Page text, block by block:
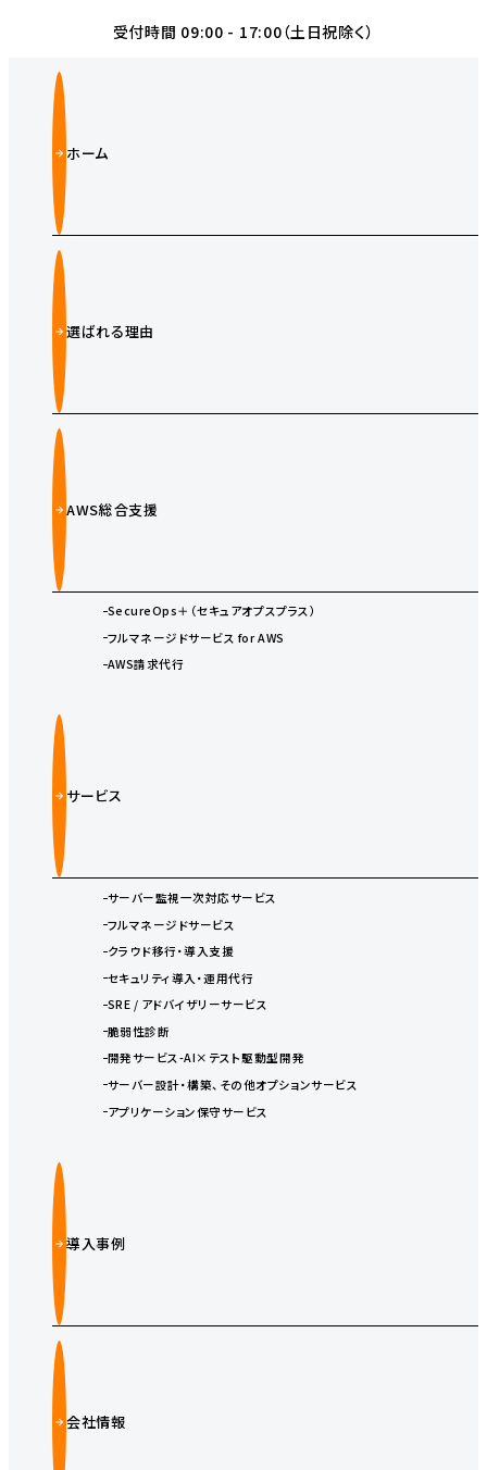
受付時間 09:00 - 17:00（土日祝除く）
ホーム
選ばれる理由
AWS総合支援
SecureOps＋（セキュアオプスプラス）
フルマネージドサービス for AWS
AWS請求代行
サービス
サーバー監視一次対応サービス
フルマネージドサービス
クラウド移行・導入支援
セキュリティ導入・運用代行
SRE / アドバイザリーサービス
脆弱性診断
開発サービス-AI×テスト駆動型開発
サーバー設計・構築、その他オプションサービス
アプリケーション保守サービス
導入事例
会社情報